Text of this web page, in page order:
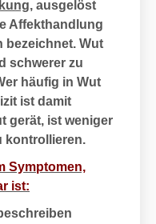
, ausgelöst
Affekthandlung
bezeichnet. Wut
schwerer zu
häufig in Wut
ist damit
gerät, ist weniger
kontrollieren.
Symptomen,
ist: